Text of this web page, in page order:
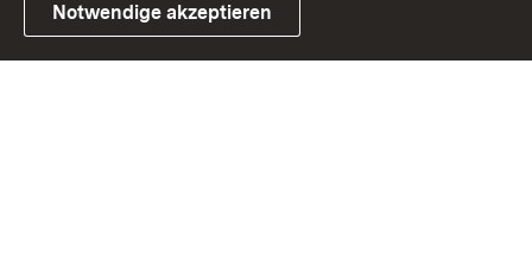
Link zum Landesportal
Notwendige akzeptieren